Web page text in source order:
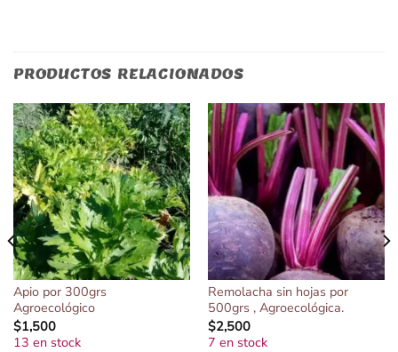
PRODUCTOS RELACIONADOS
Apio por 300grs
Agroecológico
$1,500
13 en stock
Remolacha sin hojas por
500grs , Agroecológica.
$2,500
7 en stock